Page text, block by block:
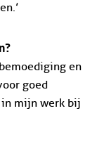
en
goed
mijn werk bij